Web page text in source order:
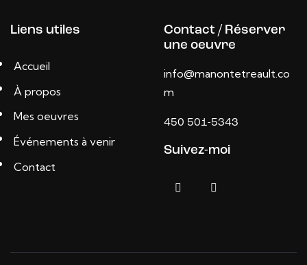
Liens utiles
Accueil
À propos
Mes oeuvres
Événements à venir
Contact
Contact / Réserver
une oeuvre
info@manontetreault.co
m
450 501-5343
Suivez-moi